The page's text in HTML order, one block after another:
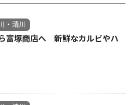
・清川
富塚商店へ 新鮮なカルビやハ